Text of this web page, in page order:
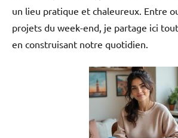
Composée de
motorisés et
recouverts
miroirs, capable
dans des sens
Moving Mirror 6
générer un
effet de boule
des motifs en
s'entrecroisant
un lieu pratique et chaleureux. Entre
projets du week-end, je partage ici
en construisant notre quotidien.